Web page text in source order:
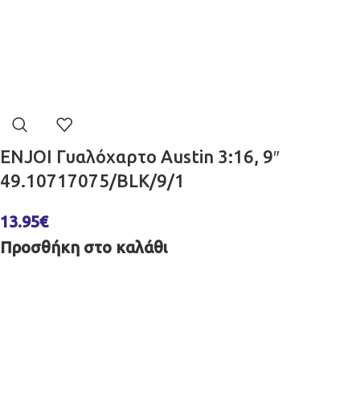
ENJOI Γυαλόχαρτο Austin 3:16, 9″
49.10717075/BLK/9/1
13.95€
Προσθήκη στο καλάθι